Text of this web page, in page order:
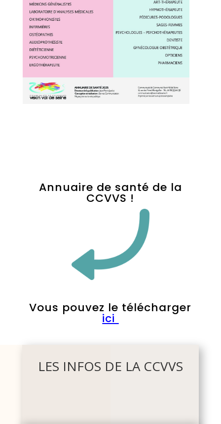
Annuaire de santé de la
CCVVS !
Vous pouvez le télécharger
ici
LES INFOS DE LA CCVVS